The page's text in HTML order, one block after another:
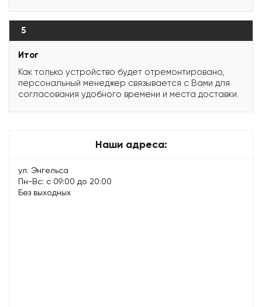
5
Итог
Как только устройство будет отремонтировано,
персональный менеджер связывается с Вами для
согласования удобного времени и места доставки.
Наши адреса:
ул. Энгельса
Пн-Вс: с 09:00 до 20:00
Без выходных